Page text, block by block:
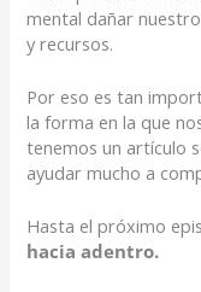
mental dañar
y recursos.
Por eso es tan
la forma en la que
tenemos un artículo
ayudar mucho a
Hasta el próximo
hacia adentro.